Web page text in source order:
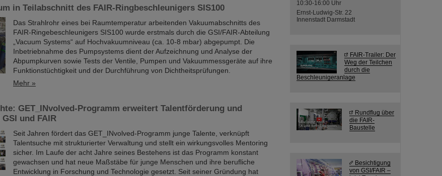
in Teilabschnitt des FAIR-Ringbeschleunigers SIS100
Das Strahlrohr eines bei Raumtemperatur arbeitenden Vakuumabschnitts des
FAIR-Ringebeschleunigers SIS100 wurde erstmals durch die GSI/FAIR-Abteilung
„Vacuum Systems“ auf Hochvakuumniveau (ca. 10-8 mbar) abgepumpt. Die
Inbetriebnahme des Pumpsystems dient der Aufzeichnung und Analyse der
Abpumpkurven sowie Tests der Ventile, Pumpen und Vakuummessgeräte auf ihre
Funktionstüchtigkeit und der Durchführung von Dichtheitsprüfungen.
Mehr »
GET_INvolved-Programm erweitert Talentförderung und
und FAIR
Seit Jahren fördert das GET_INvolved-Programm junge Talente, verknüpft
Talentsuche mit strukturierter Verwaltung und stellt ein wirkungsvolles Mentoring
sicher. Im Laufe der acht Jahre seines Bestehens ist das Programm konstant
gewachsen und hat neue Maßstäbe für junge Menschen und ihre berufliche
Entwicklung in Forschung und Technologie gesetzt. Seit seiner Gründung hat
10:30-16:00 Uhr
Ernst-Ludwig-Str. 22
Innenstadt Darmstadt
FAIR-Trailer: Der
Weg der Teilchen
durch die
Beschleunigeranlage
Rundflug über
die FAIR-
Baustelle
Besichtigung
von GSI/FAIR –